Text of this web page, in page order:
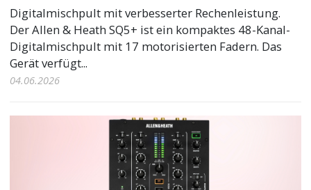
Digitalmischpult mit verbesserter Rechenleistung.
Der Allen & Heath SQ5+ ist ein kompaktes 48-Kanal-
Digitalmischpult mit 17 motorisierten Fadern. Das
Gerät verfügt...
04.06.2026